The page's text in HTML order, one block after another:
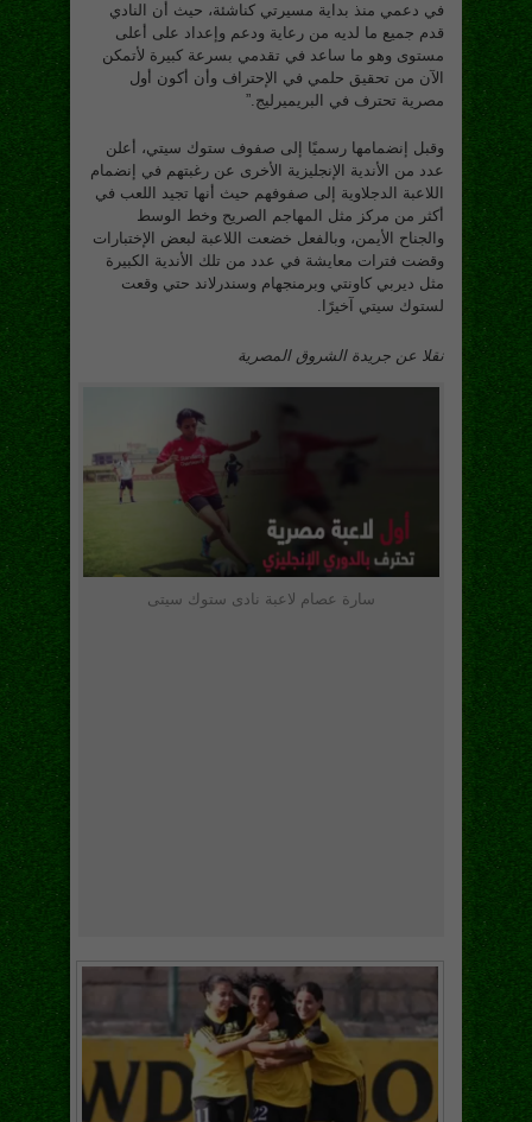
في دعمي منذ بداية مسيرتي كناشئة، حيث أن النادي
قدم جميع ما لديه من رعاية ودعم وإعداد على أعلى
مستوى وهو ما ساعد في تقدمي بسرعة كبيرة لأتمكن
الآن من تحقيق حلمي في الإحتراف وأن أكون أول
مصرية تحترف في البريميرليج.”
وقبل إنضمامها رسميًا إلى صفوف ستوك سيتي، أعلن
عدد من الأندية الإنجليزية الأخرى عن رغبتهم في إنضمام
اللاعبة الدجلاوية إلى صفوفهم حيث أنها تجيد اللعب في
أكثر من مركز مثل المهاجم الصريح وخط الوسط
والجناح الأيمن، وبالفعل خضعت اللاعبة لبعض الإختبارات
وقضت فترات معايشة في عدد من تلك الأندية الكبيرة
مثل ديربي كاونتي وبرمنجهام وسندرلاند حتي وقعت
لستوك سيتي آخيرًا.
نقلا عن جريدة الشروق المصرية
سارة عصام لاعبة نادى ستوك سيتى